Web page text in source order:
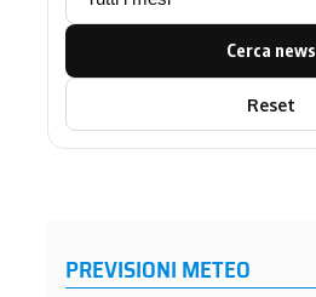
Cerca news
Reset